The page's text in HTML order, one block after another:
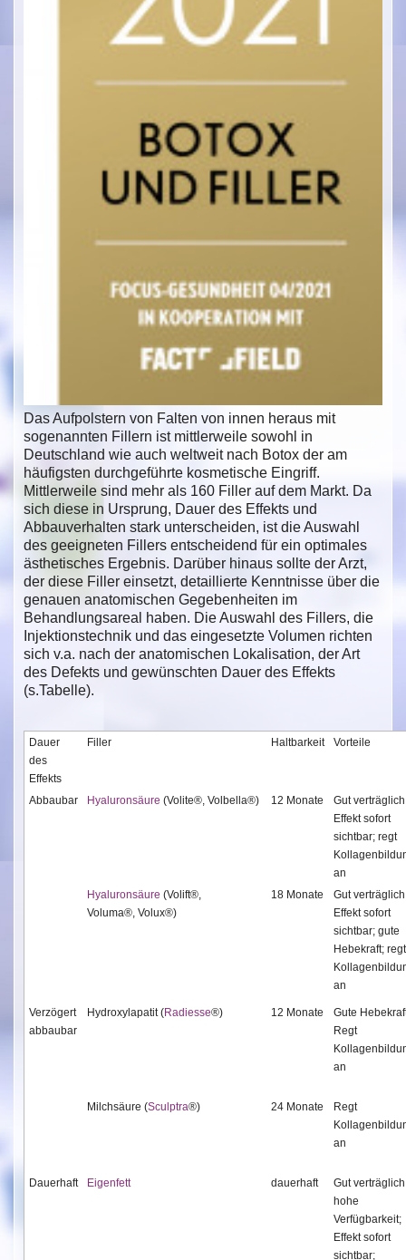
Das Aufpolstern von Falten von innen heraus mit
sogenannten Fillern ist mittlerweile sowohl in
Deutschland wie auch weltweit nach Botox der am
häufigsten durchgeführte kosmetische Eingriff.
Mittlerweile sind mehr als 160 Filler auf dem Markt. Da
sich diese in Ursprung, Dauer des Effekts und
Abbauverhalten stark unterscheiden, ist die Auswahl
des geeigneten Fillers entscheidend für ein optimales
ästhetisches Ergebnis. Darüber hinaus sollte der Arzt,
der diese Filler einsetzt, detaillierte Kenntnisse über die
genauen anatomischen Gegebenheiten im
Behandlungsareal haben. Die Auswahl des Fillers, die
Injektionstechnik und das eingesetzte Volumen richten
sich v.a. nach der anatomischen Lokalisation, der Art
des Defekts und gewünschten Dauer des Effekts
(s.Tabelle).
Dauer
des
Effekts
Filler Haltbarkeit Vorteile
Abbaubar Hyaluronsäure (Volite®, Volbella®) 12 Monate
Gut
Effekt sofort
sichtbar; regt
an
Hyaluronsäure (Volift®,
Voluma®, Volux®)
18 Monate
Gut
Effekt sofort
sichtbar; gute
Hebekraft; regt
an
Verzögert
abbaubar
Hydroxylapatit (Radiesse®) 12 Monate
Gute
Regt
an
Milchsäure (Sculptra®) 24 Monate
Regt
an
Dauerhaft Eigenfett dauerhaft
Gut
hohe
Verfügbarkeit;
Effekt sofort
sichtbar;